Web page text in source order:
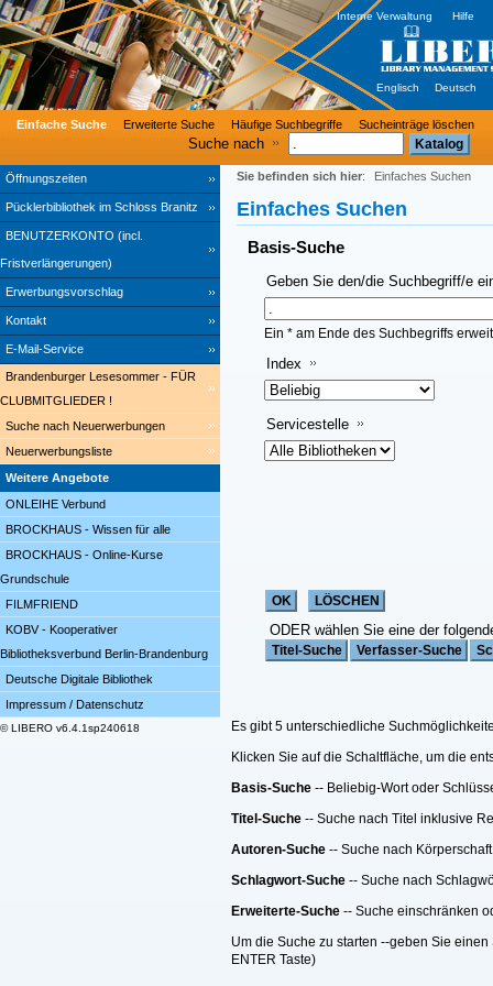
Öffnungszeiten
Pücklerbibliothek im Schloss Branitz
BENUTZERKONTO (incl.
Fristverlängerungen)
Erwerbungsvorschlag
Kontakt
E-Mail-Service
Einfache Suche Erweiterte Suche Häufige Suchbegriffe Sucheinträge löschen
Interne Verwaltung Hilfe
Englisch Deutsch
Brandenburger Lesesommer - FÜR
CLUBMITGLIEDER !
Suche nach Neuerwerbungen
Neuerwerbungsliste
Weitere Angebote
ONLEIHE Verbund
BROCKHAUS - Wissen für alle
BROCKHAUS - Online-Kurse
Grundschule
FILMFRIEND
KOBV - Kooperativer
Bibliotheksverbund Berlin-Brandenburg
Deutsche Digitale Bibliothek
Impressum / Datenschutz
© LIBERO v6.4.1sp240618
Sie befinden sich hier: Einfaches Suchen
Einfaches Suchen
Basis-Suche
Servicestelle
Geben Sie den/die Suchbegriff/e
Index
Ein * am Ende des Suchbegriffs
ODER wählen Sie eine der
Es gibt 5 unterschiedliche
Klicken Sie auf die Schaltfläche, um die
Basis-Suche -- Beliebig-Wort oder
Titel-Suche -- Suche nach Titel inklusive
Autoren-Suche -- Suche nach
Schlagwort-Suche -- Suche nach
Erweiterte-Suche -- Suche einschränken
Um die Suche zu starten --geben Sie
ENTER Taste)
Suche nach